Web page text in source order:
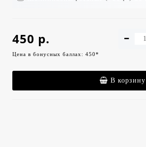
450 р.
Цена в бонусных баллах: 450*
В корзину